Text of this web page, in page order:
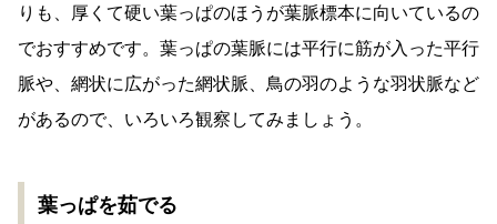
りも、厚くて硬い葉っぱのほうが葉脈標本に向いているの
でおすすめです。葉っぱの葉脈には平行に筋が入った平行
脈や、網状に広がった網状脈、鳥の羽のような羽状脈など
があるので、いろいろ観察してみましょう。
葉っぱを茹でる